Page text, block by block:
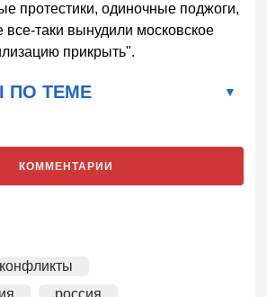
протестики, одиночные поджоги,
все-таки вынудили московское
прикрыть".
ПО ТЕМЕ
КОММЕНТАРИИ
россия